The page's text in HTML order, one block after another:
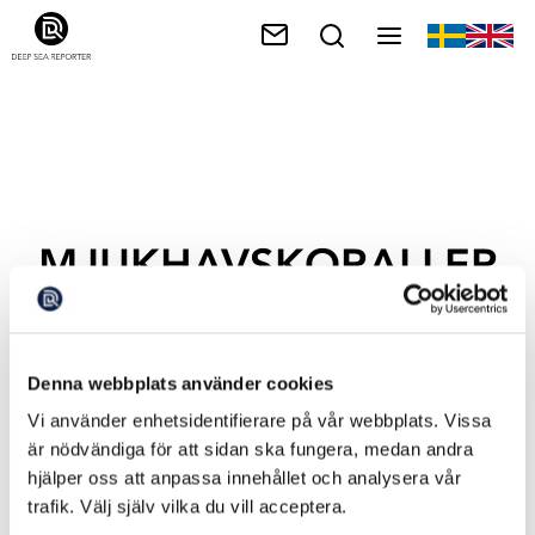
Denna webbplats använder cookies
Vi använder enhetsidentifierare på vår webbplats. Vissa
är nödvändiga för att sidan ska fungera, medan andra
hjälper oss att anpassa innehållet och analysera vår
trafik. Välj själv vilka du vill acceptera.
MJUKHAVSKORALLER